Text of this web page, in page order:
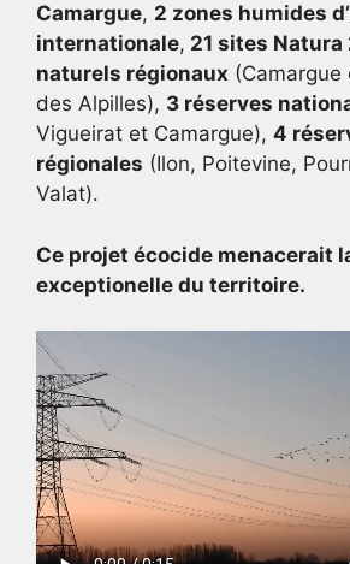
Camargue, 2 zones humides
internationale, 21 sites
naturels régionaux
des Alpilles), 3 réserves
Vigueirat et Camargue), 4
régionales (Ilon, Poitevine,
Valat).
Ce projet écocide menacerait
exceptionelle du territoire.